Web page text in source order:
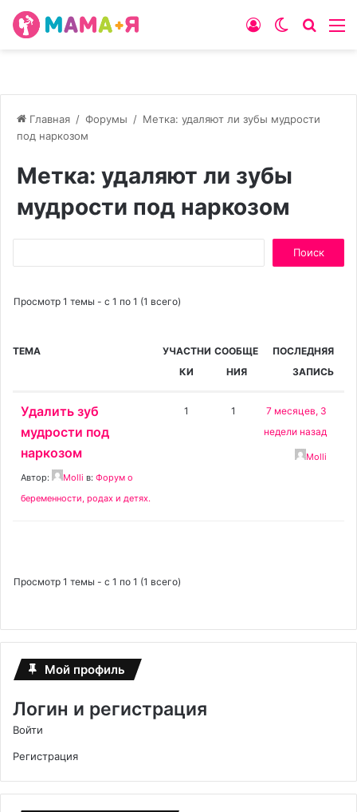
Switch
Войти
Главная / Форумы / Метка: удаляют ли зубы мудрости
под наркозом
Метка: удаляют ли зубы
мудрости под наркозом
Просмотр 1 темы - с 1 по 1 (1 всего)
ТЕМА
УЧАСТНИ
КИ
СООБЩЕ
НИЯ
ПОСЛЕДНЯЯ
ЗАПИСЬ
Удалить зуб
мудрости под
наркозом
Автор: Molli в: Форум о
беременности, родах и детях.
1 1
7 месяцев, 3
недели назад
Molli
Просмотр 1 темы - с 1 по 1 (1 всего)
Мой профиль
Логин и регистрация
Войти
Регистрация